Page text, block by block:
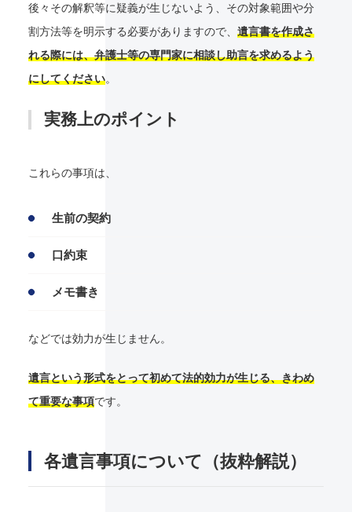
後々その解釈等に疑義が生じないよう、その対象範囲や分
割方法等を明示する必要がありますので、 遺言書を作成さ
れる際には、弁護士等の専門家に相談し助言を求めるよう
にしてください。
実務上のポイント
これらの事項は、
生前の契約
口約束
メモ書き
などでは効力が生じません。
遺言という形式をとって初めて法的効力が生じる、きわめ
て重要な事項です。
各遺言事項について（抜粋解説）